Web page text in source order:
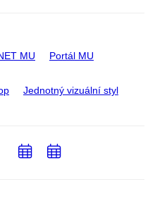
MU Portál MU
Jednotný vizuální styl
PřidatPřidat